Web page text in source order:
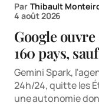
Par Thibault
4 août 2026
Google
160 pays,
Gemini Spark,
24h/24, quitte les
une autonomie